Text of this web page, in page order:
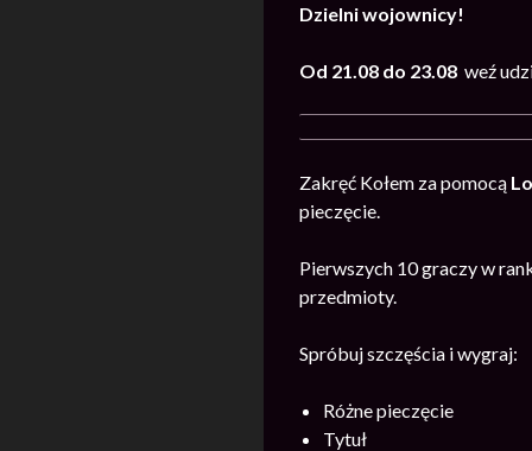
Dzielni wojownicy!
Od 21.08 do 23.08 weź
Zakręć Kołem za pomocą
pieczęcie.
Pierwszych 10 graczy w
przedmioty.
Spróbuj szczęścia i wygraj:
Różne pieczęcie
Tytuł